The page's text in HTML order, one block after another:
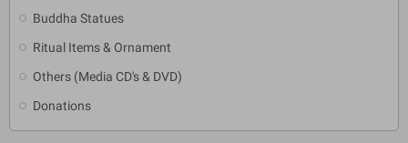
Buddha Statues
Ritual Items & Ornament
Others (Media CD's & DVD)
Donations